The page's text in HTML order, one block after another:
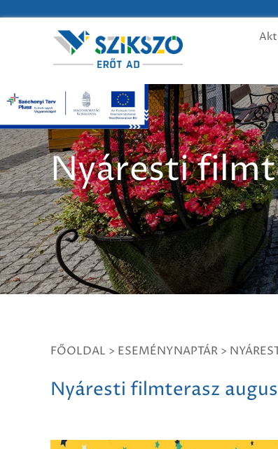
Nyáresti
FŐOLDAL > ESEMÉNYNAPTÁR >
Nyáresti filmterasz